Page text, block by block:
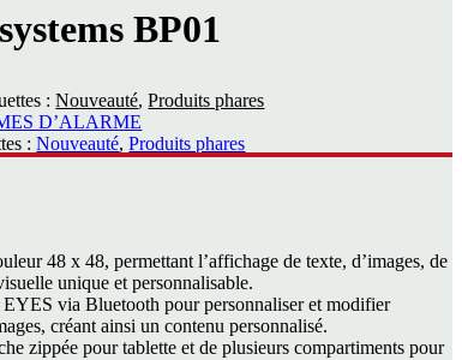
BP01
:Nouveauté,Produits phares
D’ALARME
:Nouveauté,Produits phares
48 x 48, permettant l’affichage de texte, d’images, de
unique et personnalisable.
via Bluetooth pour personnaliser et modifier
créant ainsi un contenu personnalisé.
zippée pour tablette et de plusieurs compartiments pour